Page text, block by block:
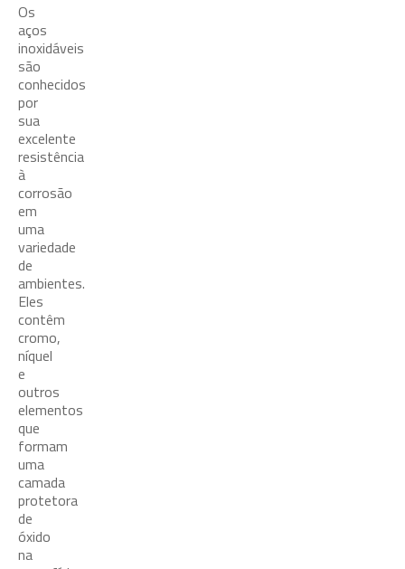
Os
aços
inoxidáveis
são
conhecidos
por
sua
excelente
resistência
à
corrosão
em
uma
variedade
de
ambientes.
Eles
contêm
cromo,
níquel
e
outros
elementos
que
formam
uma
camada
protetora
de
óxido
na